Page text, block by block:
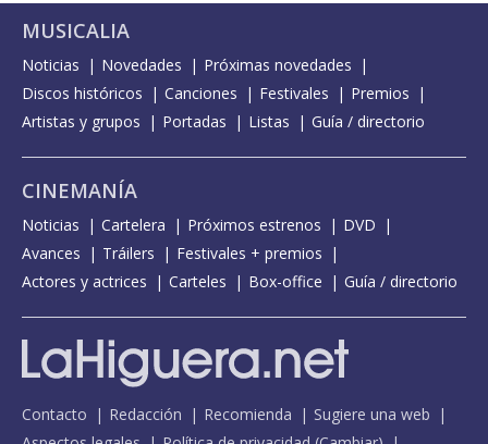
MUSICALIA
Noticias Novedades
Próximas novedades
Discos históricos
Canciones Festivales
Premios
Artistas y grupos
Portadas Listas Guía / directorio
CINEMANÍA
Noticias Cartelera Próximos estrenos
DVD
Avances
Tráilers
Festivales + premios
Actores y actrices
Carteles Box-office Guía / directorio
Contacto Redacción Recomienda
Sugiere una web